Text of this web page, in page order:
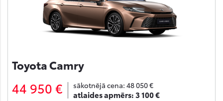
Toyota Camry
44 950 € sākotnējā cena: 48 050 €
atlaides apmērs:3 100 €